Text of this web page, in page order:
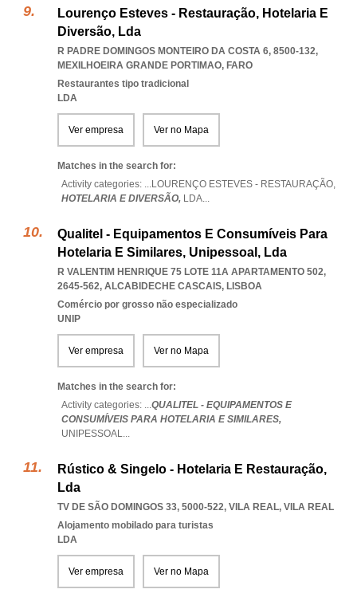
Lourenço Esteves - Restauração, Hotelaria E
Diversão, Lda
R PADRE DOMINGOS MONTEIRO DA COSTA 6, 8500-132,
MEXILHOEIRA GRANDE PORTIMAO, FARO
Restaurantes tipo tradicional
LDA
Ver empresa Ver no Mapa
Matches in the search for:
Activity categories: ...LOURENÇO ESTEVES - RESTAURAÇÃO,
HOTELARIA E DIVERSÃO, LDA...
Qualitel - Equipamentos E Consumíveis Para
Hotelaria E Similares, Unipessoal, Lda
R VALENTIM HENRIQUE 75 LOTE 11A APARTAMENTO 502,
2645-562, ALCABIDECHE CASCAIS, LISBOA
Comércio por grosso não especializado
UNIP
Ver empresa Ver no Mapa
Matches in the search for:
Activity categories: ...QUALITEL - EQUIPAMENTOS E
CONSUMÍVEIS PARA HOTELARIA E SIMILARES,
UNIPESSOAL...
Rústico & Singelo - Hotelaria E Restauração,
Lda
TV DE SÃO DOMINGOS 33, 5000-522, VILA REAL, VILA REAL
Alojamento mobilado para turistas
LDA
Ver empresa Ver no Mapa